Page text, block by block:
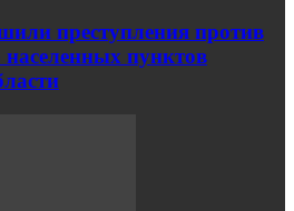
преступления против
населенных пунктов